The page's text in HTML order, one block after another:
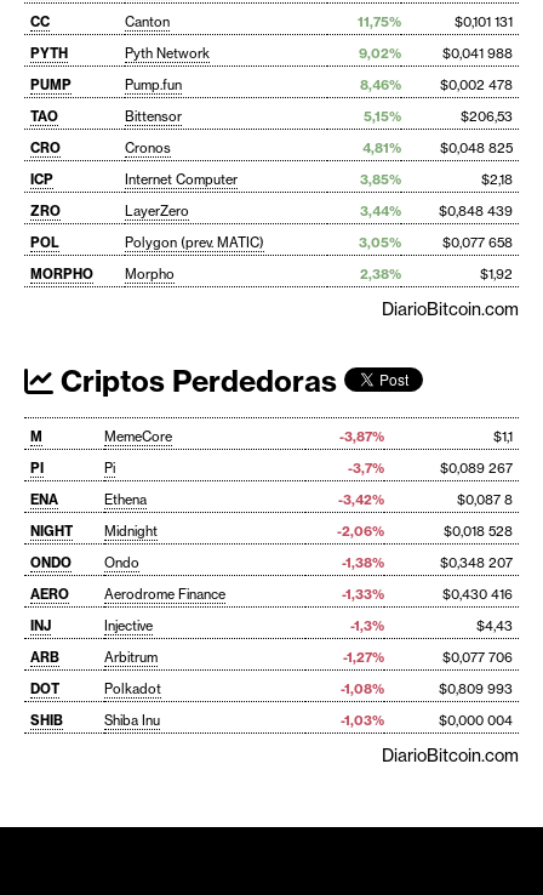
CC
Canton 11,75%
$0,101 131
PYTH
Pyth Network 9,02%
$0,041 988
PUMP
Pump.fun 8,46%
$0,002 478
TAO
Bittensor 5,15%
$206,53
CRO
Cronos 4,81%
$0,048 825
ICP
Internet Computer 3,85%
$2,18
ZRO
LayerZero 3,44%
$0,848 439
POL
Polygon (prev. MATIC) 3,05%
$0,077 658
MORPHO
Morpho 2,38% $1,92
DiarioBitcoin.com
Criptos Perdedoras
M MemeCore -3,87%
$1,1
PI
Pi -3,7%
$0,089 267
ENA
Ethena -3,42%
$0,087 8
NIGHT
Midnight -2,06%
$0,018 528
ONDO
Ondo -1,38%
$0,348 207
AERO
Aerodrome Finance -1,33%
$0,430 416
INJ
Injective -1,3%
$4,43
ARB
Arbitrum -1,27%
$0,077 706
DOT
Polkadot -1,08%
$0,809 993
SHIB
Shiba Inu -1,03% $0,000 004
DiarioBitcoin.com